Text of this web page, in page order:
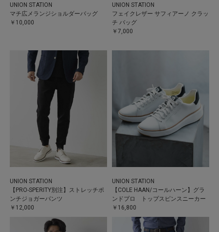
UNION STATION
マチ広メランジショルダーバッグ
￥10,000
UNION STATION
フェイクレザー サフィアーノ クラッ
チ バッグ
￥7,000
UNION STATION
【PRO-SPERITY別注】ストレッチポ
ンチジョガーパンツ
￥12,000
UNION STATION
【COLE HAAN/コールハーン】グラ
ンドプロ トップスピンスニーカー
￥16,800